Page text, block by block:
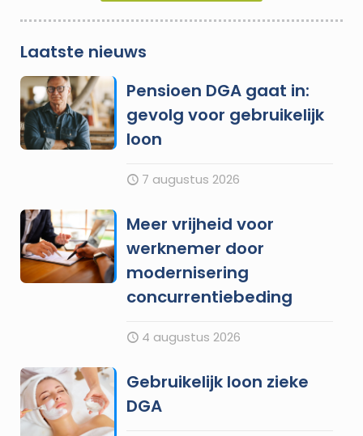
Laatste nieuws
Pensioen DGA gaat in:
gevolg voor gebruikelijk
loon
7 augustus 2026
Meer vrijheid voor
werknemer door
modernisering
concurrentiebeding
4 augustus 2026
Gebruikelijk loon zieke
DGA